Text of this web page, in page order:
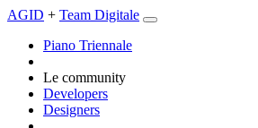
AGID + Team Digitale
Piano Triennale
Le community
Developers
Designers